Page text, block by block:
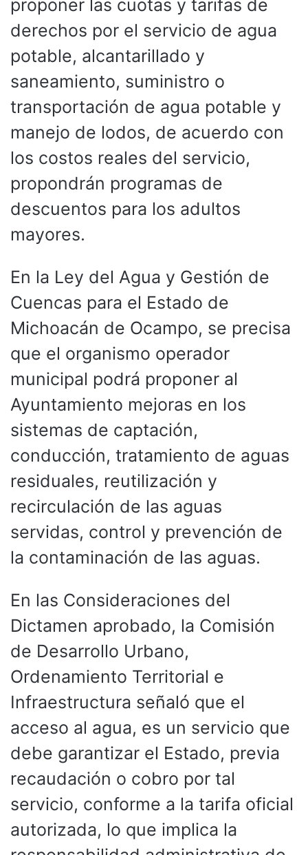
proponer las cuotas y tarifas de
derechos por el servicio de agua
potable, alcantarillado y
saneamiento, suministro o
transportación de agua potable y
manejo de lodos, de acuerdo con
los costos reales del servicio,
propondrán programas de
descuentos para los adultos
mayores.
En la Ley del Agua y Gestión de
Cuencas para el Estado de
Michoacán de Ocampo, se precisa
que el organismo operador
municipal podrá proponer al
Ayuntamiento mejoras en los
sistemas de captación,
conducción, tratamiento de aguas
residuales, reutilización y
recirculación de las aguas
servidas, control y prevención de
la contaminación de las aguas.
En las Consideraciones del
Dictamen aprobado, la Comisión
de Desarrollo Urbano,
Ordenamiento Territorial e
Infraestructura señaló que el
acceso al agua, es un servicio que
debe garantizar el Estado, previa
recaudación o cobro por tal
servicio, conforme a la tarifa oficial
autorizada, lo que implica la